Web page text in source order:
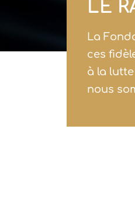
LE
La
ces
à la
nous